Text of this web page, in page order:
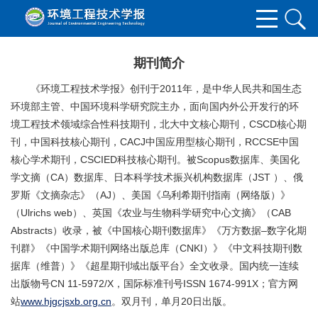
期刊简介
《环境工程技术学报》创刊于2011年，是中华人民共和国生态
环境部主管、中国环境科学研究院主办，面向国内外公开发行的环
境工程技术领域综合性科技期刊，北大中文核心期刊， CSCD核心期
刊
， 中国科技核心期刊，CACJ中国应用型核心期刊，RCCSE中国
核心学术期刊，CSCIED科技核心期刊。被Scopus数据库、美国化
学文摘（CA）数据库、日本科学技术振兴机构数据库（JST ）、俄
罗斯《文摘杂志》（AJ）、美国《乌利希期刊指南（网络版）》
（Ulrichs web）、英国《农业与生物科学研究中心文摘》（CAB
Abstracts）收录，被《中国核心期刊数据库》《万方数据–数字化期
刊群》《中国学术期刊网络出版总库（CNKI）》《中文科技期刊数
据库（维普）》《超星期刊域出版平台》全文收录。国内统一连续
出版物号CN 11-5972/X，国际标准刊号ISSN 1674-991X；官方网
站www.hjgcjsxb.org.cn。双月刊，单月20日出版。